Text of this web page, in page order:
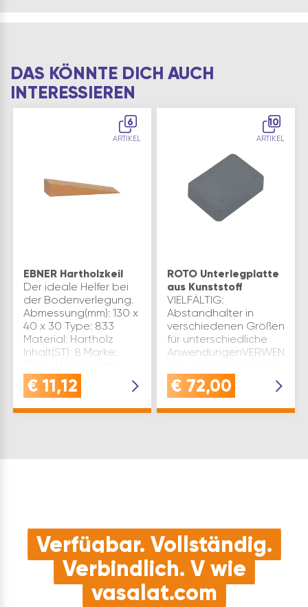
DAS KÖNNTE DICH AUCH
INTERESSIEREN
6
ARTIKEL
EBNER Hartholzkeil
Der ideale Helfer bei
der Bodenverlegung.
Abmessung(mm): 130 x
40 x 30 Type: 833
Material: Hartholz
Inhalt(ST): 8 Marke:
Inhaltsangabe (PK): 1
€ 11,12
10
ARTIKEL
ROTO Unterlegplatte
aus Kunststoff
VIELFÄLTIG:
Abstandhalter in
verschiedenen Größen
für unterschiedliche
Ausrichten im Fenster-
und Türenbau sowie
€ 72,00
Verfügbar. Vollständig.
Verbindlich. V wie
vasalat.com